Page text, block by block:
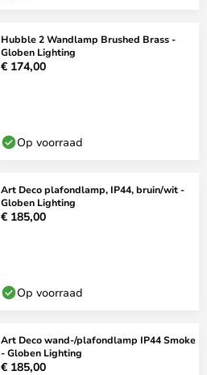
Hubble 2 Wandlamp Brushed Brass -
Globen Lighting
€ 174,00
Op voorraad
Art Deco plafondlamp, IP44, bruin/wit -
Globen Lighting
€ 185,00
Op voorraad
Art Deco wand-/plafondlamp IP44 Smoke
- Globen Lighting
€ 185,00